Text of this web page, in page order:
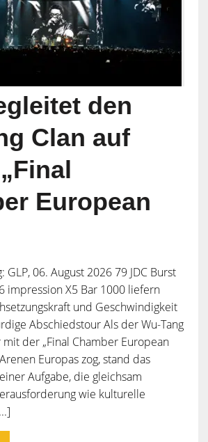
den
Clan auf
European
GLP, 06. August 2026 79 JDC Burst
impression X5 Bar 1000 liefern
und Geschwindigkeit
Abschiedstour Als der Wu-Tang
der „Final Chamber European
Europas zog, stand das
Aufgabe, die gleichsam
wie kulturelle